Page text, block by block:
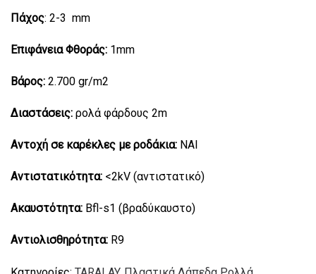
Πάχος: 2-3 mm
Επιφάνεια Φθοράς: 1mm
Βάρος: 2.700 gr/m2
Διαστάσεις: ρολά φάρδους 2m
Αντοχή σε καρέκλες με ροδάκια: ΝΑΙ
Αντιστατικότητα: <2kV (αντιστατικό)
Ακαυστότητα: Bfl-s1 (βραδύκαυστο)
Αντιολισθηρότητα: R9